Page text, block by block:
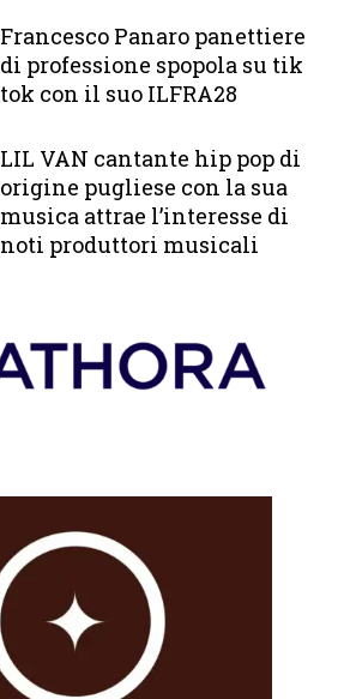
Francesco Panaro panettiere
di professione spopola su tik
tok con il suo ILFRA28
LIL VAN cantante hip pop di
origine pugliese con la sua
musica attrae l’interesse di
noti produttori musicali